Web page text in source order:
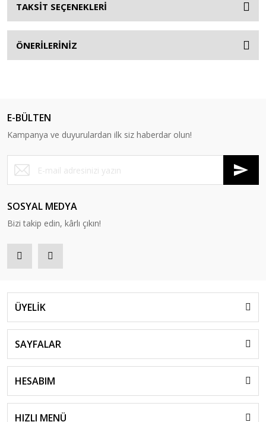
TAKSİT SEÇENEKLERİ
ÖNERİLERİNİZ
E-BÜLTEN
Kampanya ve duyurulardan ilk siz haberdar olun!
SOSYAL MEDYA
Bizi takip edin, kârlı çıkın!
ÜYELİK
SAYFALAR
HESABIM
HIZLI MENÜ